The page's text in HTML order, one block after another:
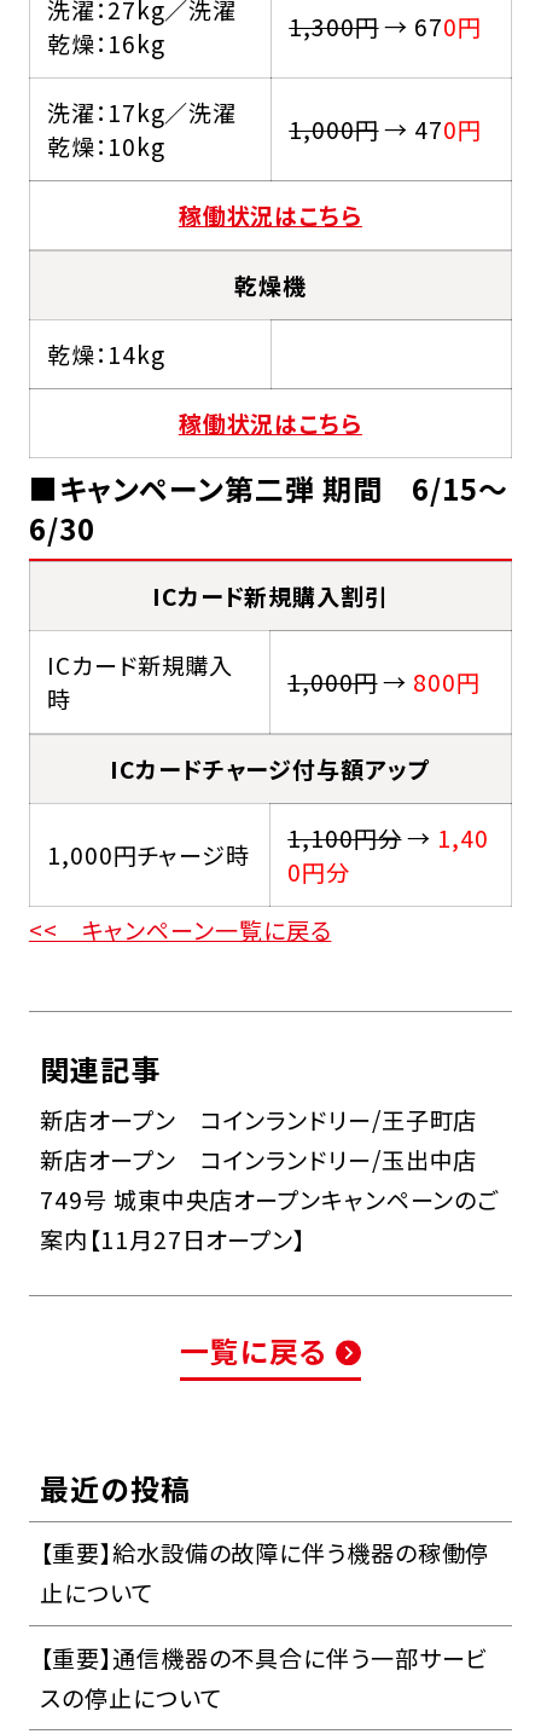
洗濯：27kg／洗濯
乾燥：16kg
1,300円→ 670円
洗濯：17kg／洗濯
乾燥：10kg
1,000円→ 470円
稼働状況はこちら
乾燥機
乾燥：14kg
稼働状況はこちら
■キャンペーン第二弾 期間 6/15～
6/30
ICカード新規購入割引
ICカード新規購入
時
1,000円→ 800円
ICカードチャージ付与額アップ
1,000円チャージ時 1,100円分→ 1,40
0円分
<< キャンペーン一覧に戻る
関連記事
新店オープン コインランドリー/王子町店
新店オープン コインランドリー/玉出中店
749号 城東中央店オープンキャンペーンのご
案内【11月27日オープン】
一覧に戻る
最近の投稿
【重要】給水設備の故障に伴う機器の稼働停
止について
【重要】通信機器の不具合に伴う一部サービ
スの停止について